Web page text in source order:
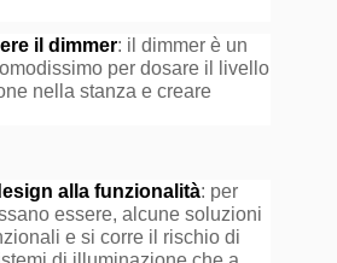
il dimmer: il dimmer è un
per dosare il livello
nella stanza e creare
alla funzionalità: per
essere, alcune soluzioni
e si corre il rischio di